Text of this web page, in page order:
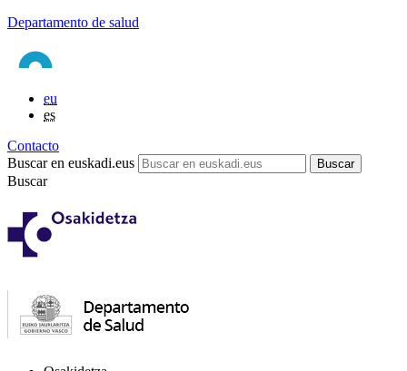
Departamento de salud
eu
es
Contacto
Buscar en euskadi.eus
Buscar